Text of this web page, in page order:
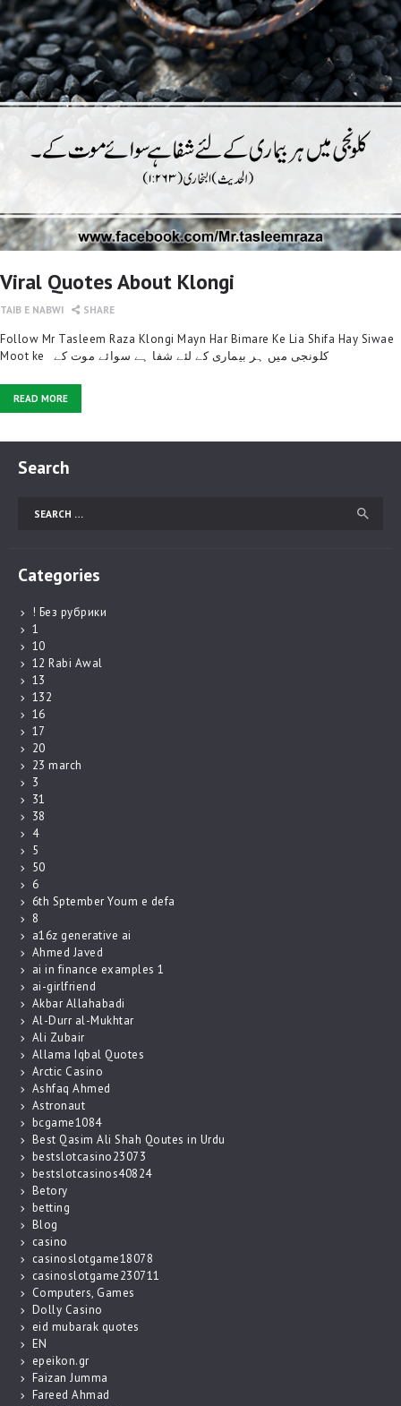
Viral Quotes About Klongi
TAIB E NABWI SHARE
Follow Mr Tasleem Raza Klongi Mayn Har Bimare Ke Lia Shifa Hay Siwae
Moot ke کلونجی میں ہر بیماری کے لئے شفا ہے سوائے موت کے
READ MORE
Search
Categories
! Без рубрики
1
10
12 Rabi Awal
13
132
16
17
20
23 march
3
31
38
4
5
50
6
6th Sptember Youm e defa
8
a16z generative ai
Ahmed Javed
ai in finance examples 1
ai-girlfriend
Akbar Allahabadi
Al-Durr al-Mukhtar
Ali Zubair
Allama Iqbal Quotes
Arctic Casino
Ashfaq Ahmed
Astronaut
bcgame1084
Best Qasim Ali Shah Qoutes in Urdu
bestslotcasino23073
bestslotcasinos40824
Betory
betting
Blog
casino
casinoslotgame18078
casinoslotgame230711
Computers, Games
Dolly Casino
eid mubarak quotes
EN
epeikon.gr
Faizan Jumma
Fareed Ahmad